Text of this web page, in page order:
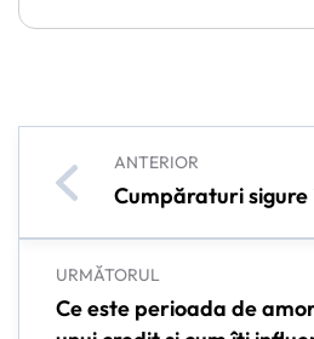
ANTERIOR
Cumpăraturi sigure
URMĂTORUL
Ce este perioada de